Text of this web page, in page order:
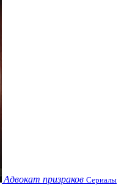
Адвокат призраков Сериалы